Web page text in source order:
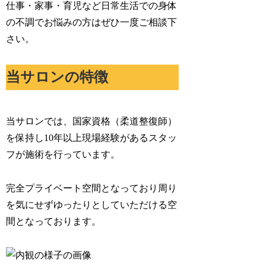
仕事・家事・育児など日常生活での身体
の不調でお悩みの方はぜひ一度ご相談下
さい。
当サロンの特徴
当サロンでは、国家資格（柔道整復師）
を保持し10年以上現場経験があるスタッ
フが施術を行っています。
完全プライベート空間となっており周り
を気にせずゆったりとしていただける空
間となっております。